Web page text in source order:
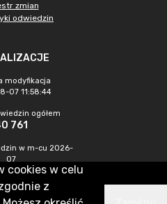
zmian
odwiedzin
modyfikacja
07 11:58:44
ogółem
761
w m-cu 2026-
07
398
cookies w celu
z